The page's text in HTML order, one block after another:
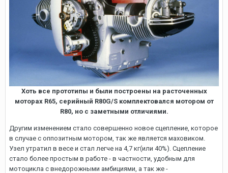
Хоть все прототипы и были построены на расточенных
моторах R65, серийный R80G/S комплектовался мотором от
R80, но с заметными отличиями.
Другим изменением стало совершенно новое сцепление, которое
в случае с оппозитным мотором, так же является маховиком.
Узел утратил в весе и стал легче на 4,7 кг(или 40%). Сцепление
стало более простым в работе - в частности, удобным для
мотоцикла с внедорожными амбициями, а так же -